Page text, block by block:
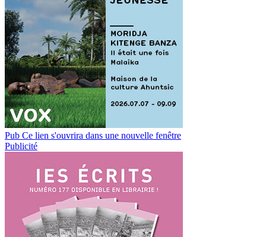
Pub Ce lien s'ouvrira dans une nouvelle fenêtre
Publicité